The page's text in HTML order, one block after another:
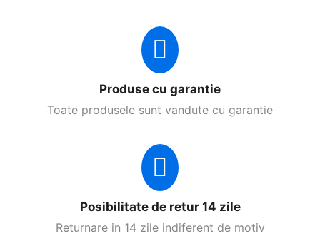
Produse cu garantie
Toate produsele sunt vandute cu garantie
Posibilitate de retur 14 zile
Returnare in 14 zile indiferent de motiv